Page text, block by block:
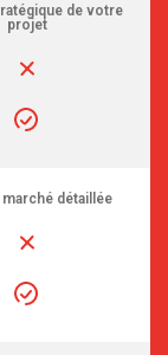
de votre
projet
marché détaillée